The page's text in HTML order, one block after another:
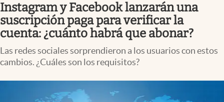
Instagram y Facebook lanzarán una
suscripción paga para verificar la
cuenta: ¿cuánto habrá que abonar?
Las redes sociales sorprendieron a los usuarios con estos
cambios. ¿Cuáles son los requisitos?